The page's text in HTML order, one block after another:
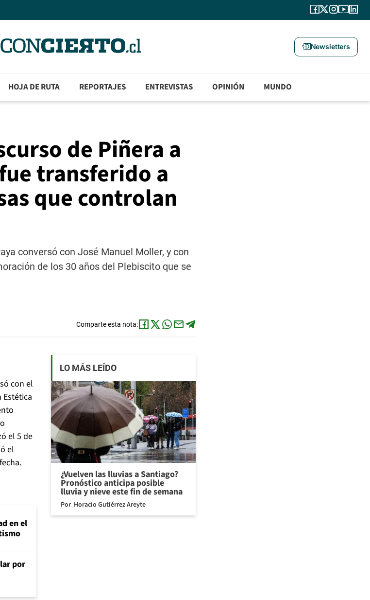
Newsletters
HOJA DE RUTA REPORTAJES ENTREVISTAS OPINIÓN MUNDO
de Piñera a
transferido a
que controlan
conversó con José Manuel Moller, y con
de los 30 años del Plebiscito que se
Comparte esta nota:
con el
Estética
el 5 de
el
en el
por
LO MÁS LEÍDO
¿Vuelven las lluvias a Santiago?
Pronóstico anticipa posible
lluvia y nieve este fin de semana
Por Horacio Gutiérrez Areyte